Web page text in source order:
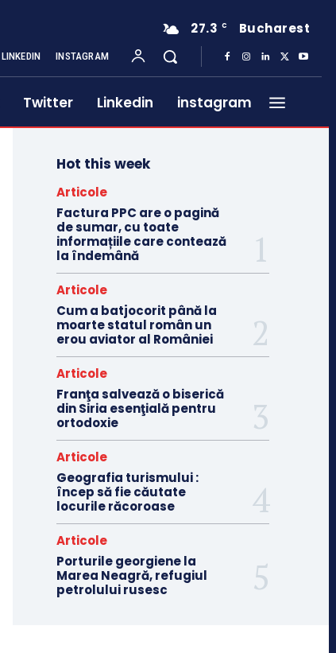
27.3 C Bucharest
LINKEDIN INSTAGRAM
Twitter Linkedin instagram
Hot this week
Articole
Factura PPC are o pagină
de sumar, cu toate
informațiile care contează
la îndemână
Articole
Cum a batjocorit până la
moarte statul român un
erou aviator al României
Articole
Franţa salvează o biserică
din Siria esenţială pentru
ortodoxie
Articole
Geografia turismului :
încep să fie căutate
locurile răcoroase
Articole
Porturile georgiene la
Marea Neagră, refugiul
petrolului rusesc